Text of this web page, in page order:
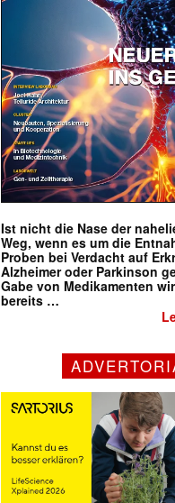
Ist nicht die Nase der
Weg, wenn es um die
Proben bei Verdacht auf
Alzheimer oder Parkinson
Gabe von Medikamenten
bereits …